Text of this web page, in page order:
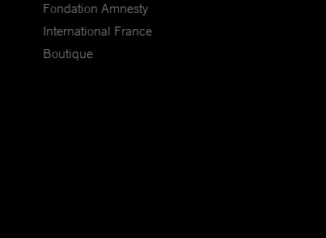
Fondation Amnesty
International France
Boutique